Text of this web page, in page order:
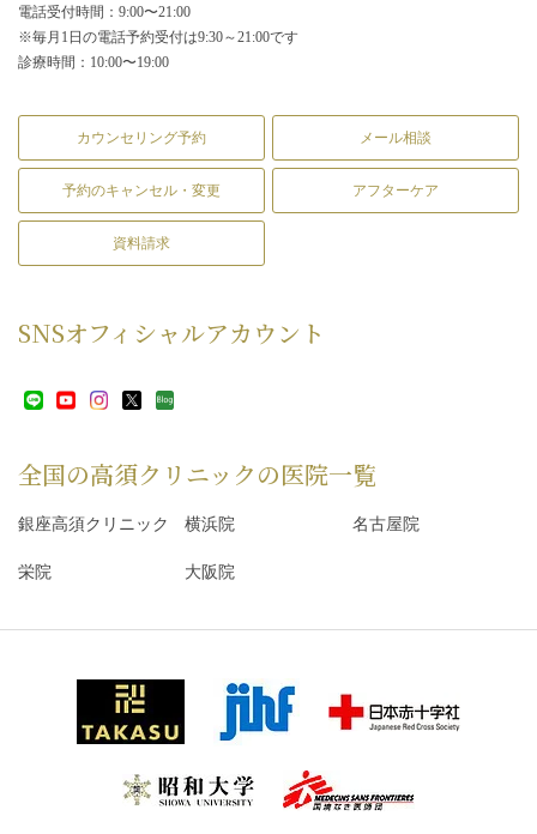
電話受付時間：9:00〜21:00
※毎月1日の電話予約受付は9:30～21:00です
診療時間：10:00〜19:00
カウンセリング予約 メール相談
予約のキャンセル・変更 アフターケア
資料請求
SNSオフィシャルアカウント
全国の高須クリニックの医院一覧
銀座高須クリニック 横浜院 名古屋院
栄院 大阪院